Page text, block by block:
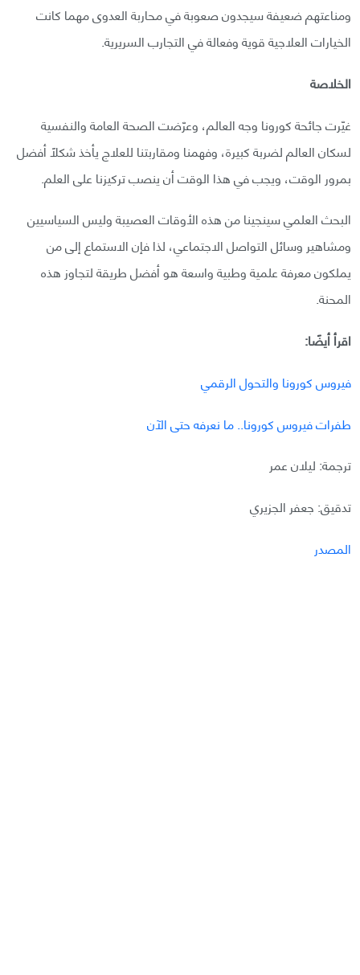
ومناعتهم ضعيفة سيجدون صعوبة في محاربة العدوى مهما كانت
الخيارات العلاجية قوية وفعالة في التجارب السريرية.
الخلاصة
غيّرت جائحة كورونا وجه العالم، وعرّضت الصحة العامة والنفسية
لسكان العالم لضربة كبيرة، وفهمنا ومقاربتنا للعلاج يأخذ شكلًا أفضل
بمرور الوقت، ويجب في هذا الوقت أن ينصب تركيزنا على العلم.
البحث العلمي سينجينا من هذه الأوقات العصيبة وليس السياسيين
ومشاهير وسائل التواصل الاجتماعي، لذا فإن الاستماع إلى من
يملكون معرفة علمية وطبية واسعة هو أفضل طريقة لتجاوز هذه
المحنة.
اقرأ أيضًا:
فيروس كورونا والتحول الرقمي
طفرات فيروس كورونا.. ما نعرفه حتى الآن
ترجمة: ليلان عمر
تدقيق: جعفر الجزيري
المصدر